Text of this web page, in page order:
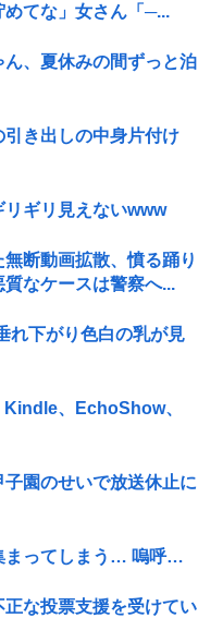
てな」女さん「─...
ん、夏休みの間ずっと泊
引き出しの中身片付け
リギリ見えないwww
断動画拡散、憤る踊り
なケースは警察へ...
れ下がり色白の乳が見
Kindle、EchoShow、
子園のせいで放送休止に
まってしまう… 嗚呼…
な投票支援を受けてい